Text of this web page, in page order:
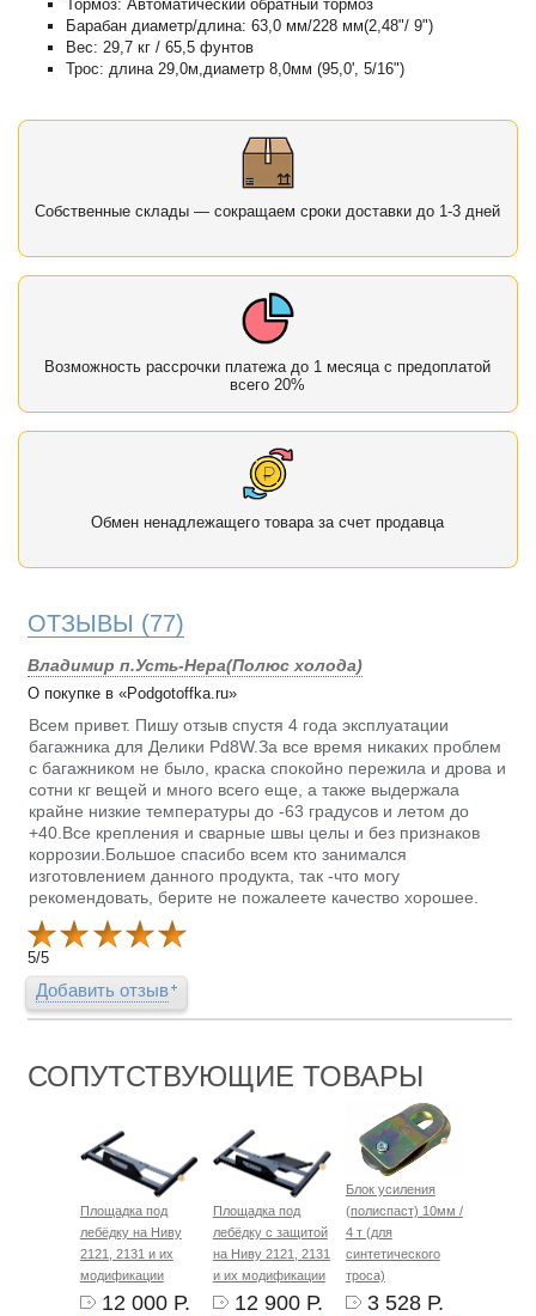
Тормоз: Автоматический обратный тормоз
Барабан диаметр/длина: 63,0 мм/228 мм(2,48"/ 9")
Вес: 29,7 кг / 65,5 фунтов
Трос: длина 29,0м,диаметр 8,0мм (95,0', 5/16")
Собственные склады — сокращаем сроки доставки до 1-3 дней
Возможность рассрочки платежа до 1 месяца с предоплатой
всего 20%
Обмен ненадлежащего товара за счет продавца
ОТЗЫВЫ (77)
Владимир п.Усть-Нера(Полюс холода)
О покупке в «Podgotoffka.ru»
Всем привет. Пишу отзыв спустя 4 года эксплуатации
багажника для Делики Pd8W.За все время никаких проблем
с багажником не было, краска спокойно пережила и дрова и
сотни кг вещей и много всего еще, а также выдержала
крайне низкие температуры до -63 градусов и летом до
+40.Все крепления и сварные швы целы и без признаков
коррозии.Большое спасибо всем кто занимался
изготовлением данного продукта, так -что могу
рекомендовать, берите не пожалеете качество хорошее.
5/5
Добавить отзыв
СОПУТСТВУЮЩИЕ ТОВАРЫ
Площадка под
лебёдку на Ниву
2121, 2131 и их
модификации
12 000 Р.
Площадка под
лебёдку с защитой
на Ниву 2121, 2131
и их модификации
12 900 Р.
Блок усиления
(полиспаст) 10мм /
4 т (для
синтетического
троса)
3 528 Р.